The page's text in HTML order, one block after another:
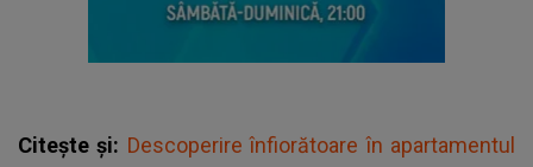
Citește și: Descoperire înfiorătoare în apartamentul